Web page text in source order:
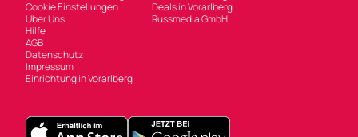
Cookie Einstellungen
Über Uns
Hilfe
AGB
Datenschutz
Impressum
Einrichtung in Vorarlberg
Deals in Vorarlberg
Russmedia GmbH